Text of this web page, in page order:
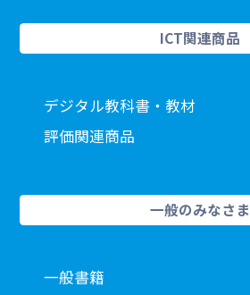
ICT関連商品
デジタル教科書・教材
評価関連商品
一般のみなさま
一般書籍